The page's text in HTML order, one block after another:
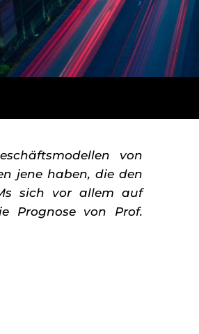
von
jene haben, die den
sich vor allem auf
Prognose von Prof.